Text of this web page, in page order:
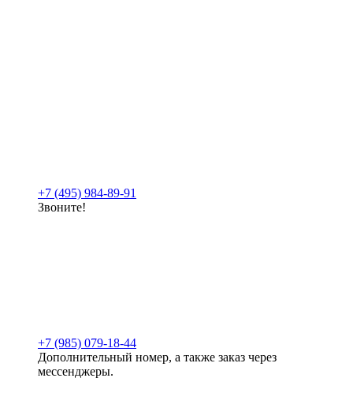
+7 (495) 984-89-91
Звоните!
+7 (985) 079-18-44
Дополнительный номер, а также заказ через
мессенджеры.